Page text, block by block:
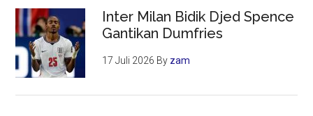
Inter Milan Bidik Djed Spence
Gantikan Dumfries
17 Juli 2026 By zam